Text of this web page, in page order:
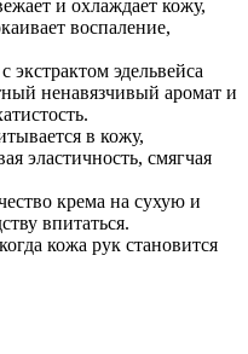
и охлаждает кожу,
воспаление,
эдельвейса
ненавязчивый аромат и
в кожу,
эластичность, смягчая
крема на сухую и
впитаться.
кожа рук становится